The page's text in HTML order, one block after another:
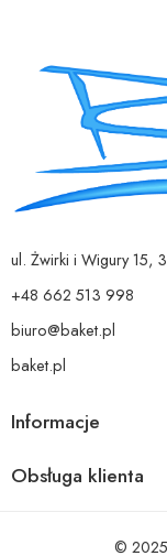
ul. Żwirki i Wigury 15,
+48 662 513 998
biuro@baket.pl
baket.pl
Informacje
Obsługa klienta
©